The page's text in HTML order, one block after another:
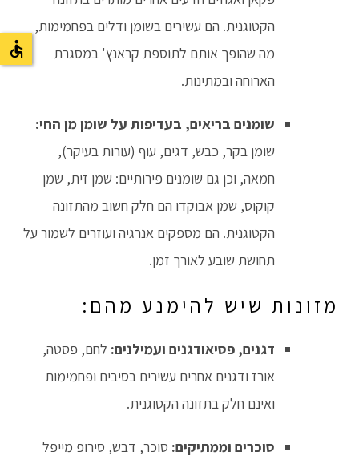
הקטוגנית. הם עשירים בשומן ודלים בפחמימות,
מה שהופך אותם לתוספת קראנץ' במסגרת
הארוחה ובמתינות.
שומנים בריאים, בעדיפות על שומן מן החי:
שומן בקר, כבש, דגים, עוף (עורות בעיקר),
חמאה, וכן גם שומנים פירותיים: שמן זית, שמן
קוקוס, שמן אבוקדו הם חלק חשוב מהתזונה
הקטוגנית. הם מספקים אנרגיה ועוזרים לשמור על
תחושת שובע לאורך זמן.
מזונות שיש להימנע מהם:
דגנים, פסיאודגנים ועמילנים: לחם, פסטה,
אורז ודגנים אחרים עשירים בסיבים ופחמימות
ואינם חלק בתזונה הקטוגנית.
סוכרים וממתיקים: סוכר, דבש, סירופ מייפל